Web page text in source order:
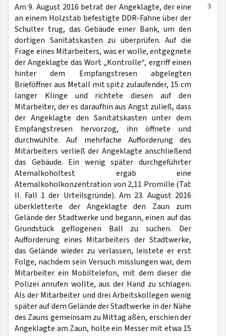
3
Am 9. August 2016 betrat der Angeklagte, der eine
an einem Holzstab befestigte DDR-Fahne über der
Schulter trug, das Gebäude einer Bank, um den
dortigen Sanitätskasten zu überprüfen. Auf die
Frage eines Mitarbeiters, was er wolle, entgegnete
der Angeklagte das Wort „Kontrolle“, ergriff einen
hinter dem Empfangstresen abgelegten
Brieföffner aus Metall mit spitz zulaufender, 15 cm
langer Klinge und richtete diesen auf den
Mitarbeiter, der es daraufhin aus Angst zuließ, dass
der Angeklagte den Sanitätskasten unter dem
Empfangstresen hervorzog, ihn öffnete und
durchwühlte. Auf mehrfache Aufforderung des
Mitarbeiters verließ der Angeklagte anschließend
das Gebäude. Ein wenig später durchgeführter
Atemalkoholtest ergab eine
Atemalkoholkonzentration von 2,11 Promille (Tat
II. Fall 1 der Urteilsgründe). Am 23. August 2016
überkletterte der Angeklagte den Zaun zum
Gelände der Stadtwerke und begann, einen auf das
Grundstück geflogenen Ball zu suchen. Der
Aufforderung eines Mitarbeiters der Stadtwerke,
das Gelände wieder zu verlassen, leistete er erst
Folge, nachdem sein Versuch misslungen war, dem
Mitarbeiter ein Mobiltelefon, mit dem dieser die
Polizei anrufen wollte, aus der Hand zu schlagen.
Als der Mitarbeiter und drei Arbeitskollegen wenig
später auf dem Gelände der Stadtwerke in der Nähe
des Zauns gemeinsam zu Mittag aßen, erschien der
Angeklagte am Zaun, holte ein Messer mit etwa 15